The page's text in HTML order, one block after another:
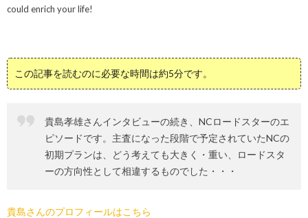
could enrich your life!
この記事を読むのに必要な時間は約5分です。
貴島孝雄さんインタビューの続き、NCロードスターのエ
ピソードです。主査になった段階で予定されていたNCの
初期プランは、どう考えても大きく・重い、ロードスタ
ーの方向性として相違するものでした・・・
貴島さんのプロフィールはこちら